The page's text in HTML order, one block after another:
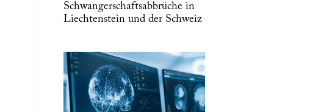
Schwangerschaftsabbrüche in
Liechtenstein und der Schweiz